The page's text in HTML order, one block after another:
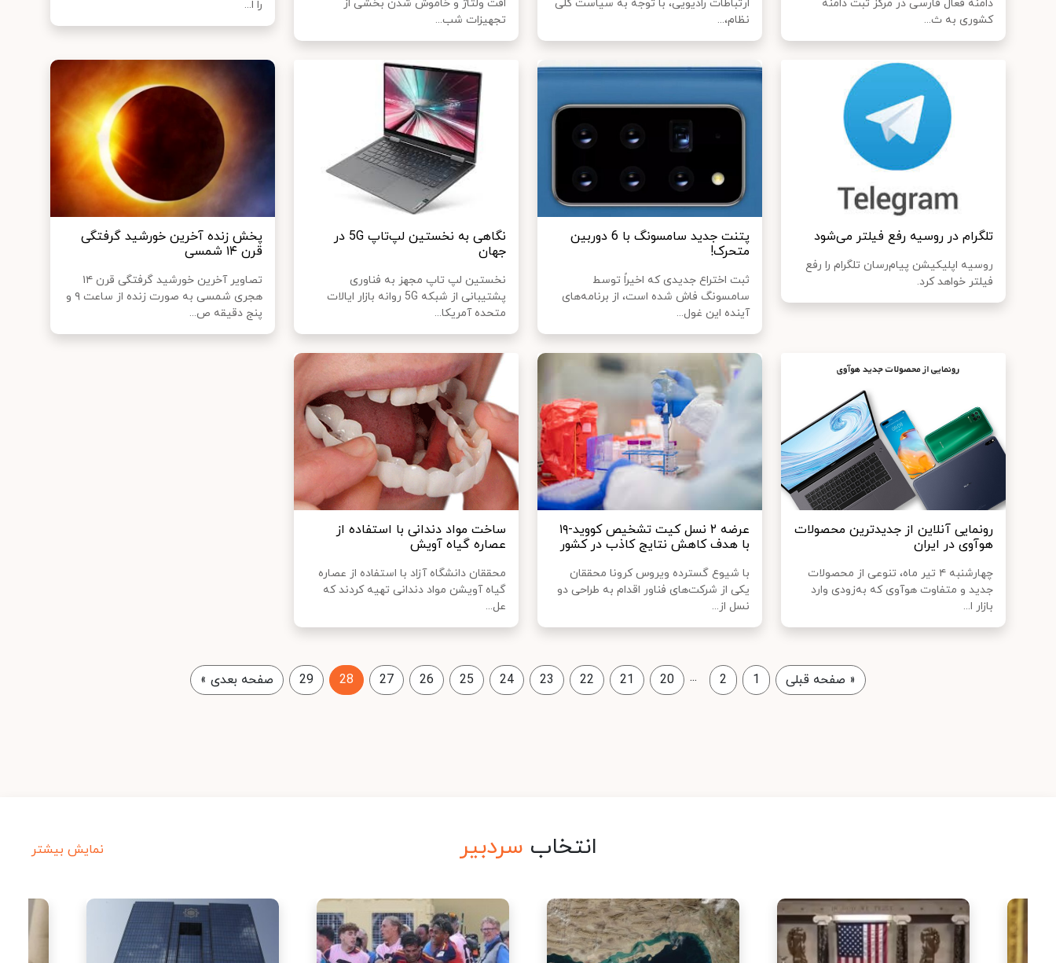
دامنه فعال فارسی در مرکز ثبت دامنه
کشوری به ث...
ارتباطات رادیویی، با توجه به سیاست کلی
نظام،...
افت ولتاژ و خاموش شدن بخشی از
تجهیزات شب...
را ا...
تلگرام در روسیه رفع فیلتر می‌شود
روسیه اپلیکیشن پیام‌رسان تلگرام را رفع
فیلتر خواهد کرد.
پتنت جدید سامسونگ با 6 دوربین
متحرک!
ثبت اختراع جدیدی که اخیراً توسط
سامسونگ فاش شده است، از برنامه‌های
آینده این غول...
نگاهی به نخستین لپ‌تاپ 5G در
جهان
نخستین لپ تاپ مجهز به فناوری
پشتیبانی از شبکه 5G روانه بازار ایالات
متحده آمریکا...
پخش زنده آخرین خورشید گرفتگی
قرن ۱۴ شمسی
تصاویر آخرین خورشید گرفتگی قرن ۱۴
هجری شمسی به صورت زنده از ساعت ۹ و
پنج دقیقه ص...
رونمایی آنلاین از جدیدترین محصولات
هوآوی در ایران
چهارشنبه ۴ تیر ماه، تنوعی از محصولات
جدید و متفاوت هوآوی که به‌زودی وارد
بازار ا...
عرضه ۲ نسل کیت تشخیص کووید-۱۹
با هدف کاهش نتایج کاذب در کشور
با شیوع گسترده ویروس کرونا محققان
یکی از شرکت‌های فناور اقدام به طراحی دو
نسل از...
ساخت مواد دندانی با استفاده از
عصاره گیاه آویش
​محققان دانشگاه آزاد با استفاده از عصاره
گیاه آویشن مواد دندانی تهیه کردند که
عل...
« صفحه قبلی 1
2
...
20
21
22
23
24
25
26
27
28
29 صفحه بعدی »
انتخاب سردبیر نمایش بیشتر